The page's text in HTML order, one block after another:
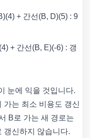
+ 간선(B, D)(5) : 9
+ 간선(B, E)(-6) : 갱
눈에 익을 것입니다.
가는 최소 비용도 갱신
B로 가는 새 경로는
갱신하지 않습니다.